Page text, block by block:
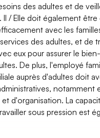
des adultes et de
Il / Elle doit également être
avec les
des adultes, et de
eux pour assurer le
De plus, l'employé
auprès d'adultes doit
notamment
d'organisation. La
sous pression est